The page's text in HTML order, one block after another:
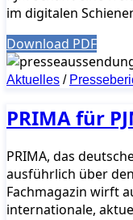
im digitalen
Download PDF
Aktuelles /
PRIMA für
PRIMA, das
ausführlich über
Fachmagazin wirft
internationale,